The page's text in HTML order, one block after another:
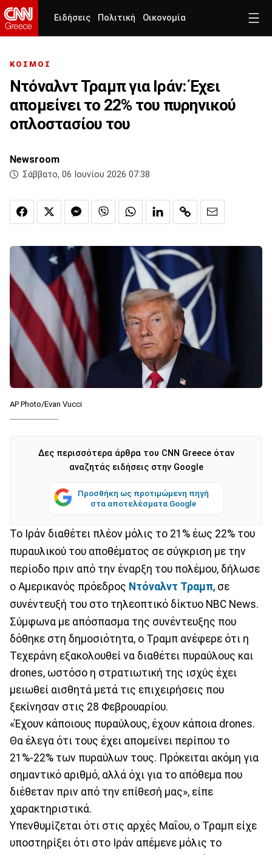
Ειδήσεις Πολιτική Οικονομία
ΚΟΣΜΟΣ
Ντόναλντ Τραμπ για Ιράν: Έχει
απομείνει το 22% του πυρηνικού
οπλοστασίου του
Newsroom
Σάββατο, 06 Ιουνίου 2026 07:38
AP Photo/Evan Vucci
Δες περισσότερα άρθρα του CNN Greece όταν
αναζητάς ειδήσεις στην Google
Προσθήκη ως προτιμώμενη πηγή
στα αποτελέσματα Google
Το Ιράν διαθέτει πλέον μόλις το 21% έως 22% του
πυραυλικού του αποθέματος σε σύγκριση με την
περίοδο πριν από την έναρξη του πολέμου, δήλωσε
ο Αμερικανός πρόεδρος Ντόναλντ Τραμπ, σε
συνέντευξή του στο τηλεοπτικό δίκτυο NBC News.
Σύμφωνα με απόσπασμα της συνέντευξης που
δόθηκε στη δημοσιότητα, ο Τραμπ ανέφερε ότι η
Τεχεράνη εξακολουθεί να διαθέτει πυραύλους και
drones, ωστόσο η στρατιωτική της ισχύς έχει
μειωθεί αισθητά μετά τις επιχειρήσεις που
ξεκίνησαν στις 28 Φεβρουαρίου.
«Έχουν κάποιους πυραύλους, έχουν κάποια drones.
Θα έλεγα ότι τους έχει απομείνει περίπου το
21%-22% των πυραύλων τους. Πρόκειται ακόμη για
σημαντικό αριθμό, αλλά όχι για το απόθεμα που
διέθεταν πριν από την επίθεσή μας», είπε
χαρακτηριστικά.
Υπενθυμίζεται ότι στις αρχές Μαΐου, ο Τραμπ είχε
υποστηρίξει ότι στο Ιράν απέμενε μόλις το